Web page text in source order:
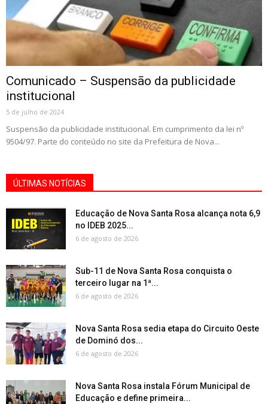
Comunicado – Suspensão da publicidade
institucional
5 de julho de 2024
Suspensão da publicidade institucional. Em cumprimento da lei nº
9504/97. Parte do conteúdo no site da Prefeitura de Nova...
ÚLTIMAS NOTÍCIAS
Educação de Nova Santa Rosa alcança nota 6,9
no IDEB 2025...
6 de agosto de 2026
Sub-11 de Nova Santa Rosa conquista o
terceiro lugar na 1ª...
6 de agosto de 2026
Nova Santa Rosa sedia etapa do Circuito Oeste
de Dominó dos...
6 de agosto de 2026
Nova Santa Rosa instala Fórum Municipal de
Educação e define primeira...